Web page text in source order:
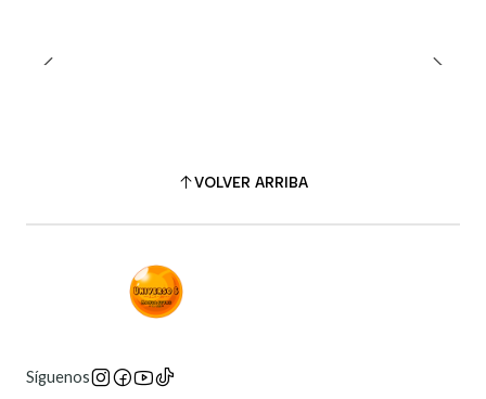
VOLVER ARRIBA
Síguenos